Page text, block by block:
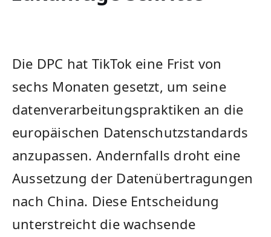
Die DPC hat TikTok eine⁤ Frist von
sechs Monaten gesetzt, um seine
datenverarbeitungspraktiken an die
europäischen Datenschutzstandards
anzupassen. Andernfalls droht eine
Aussetzung der Datenübertragungen
nach China. Diese ‌Entscheidung
unterstreicht die ⁣wachsende